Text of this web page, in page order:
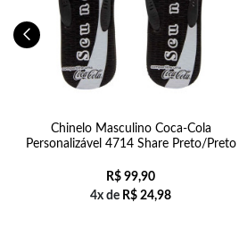
Chinelo Masculino Coca-Cola
Personalizável 4714 Share Preto/Preto
R$ 99,90
4x de R$ 24,98